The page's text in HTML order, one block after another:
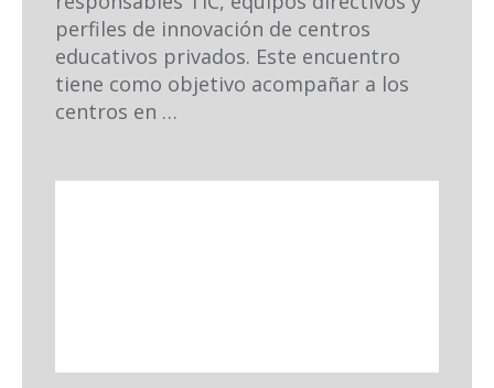
perfiles de innovación de centros
educativos privados. Este encuentro
tiene como objetivo acompañar a los
centros en …